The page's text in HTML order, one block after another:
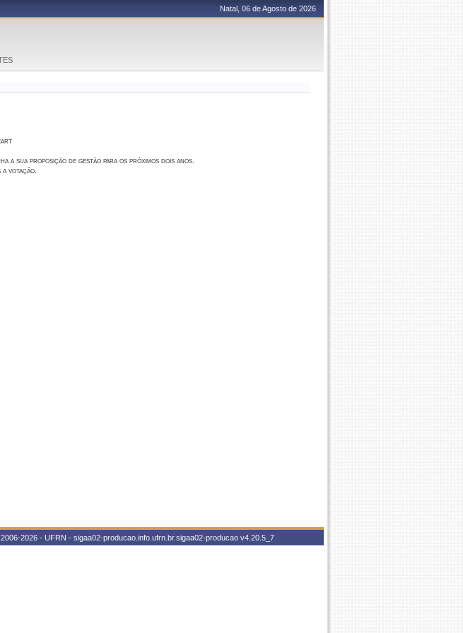
Natal, 06 de Agosto de 2026
a sua proposição de gestão para os próximos dois anos.
votação.
2026 - UFRN - sigaa02-producao.info.ufrn.br.sigaa02-producao v4.20.5_7